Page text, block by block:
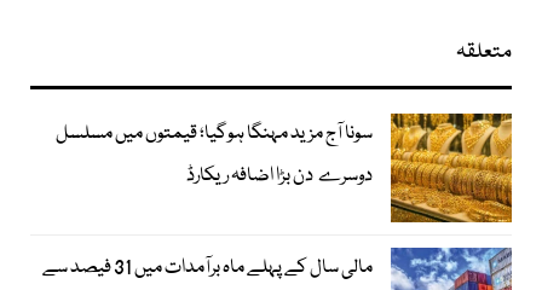
متعلقہ
سونا آج مزید مہنگا ہوگیا؛ قیمتوں میں مسلسل
دوسرے دن بڑا اضافہ ریکارڈ
مالی سال کے پہلے ماہ برآمدات میں 31 فیصد سے